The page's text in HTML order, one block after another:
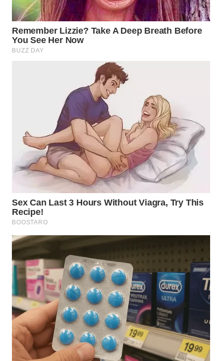
TEBING
TINGGI
WN
PAKPAK
WN
BOGOR
WN
DEPOK
WN
TAPANULI
UTARA
WN
SAMOSIR
WN
PADANG
LAWAS
WN